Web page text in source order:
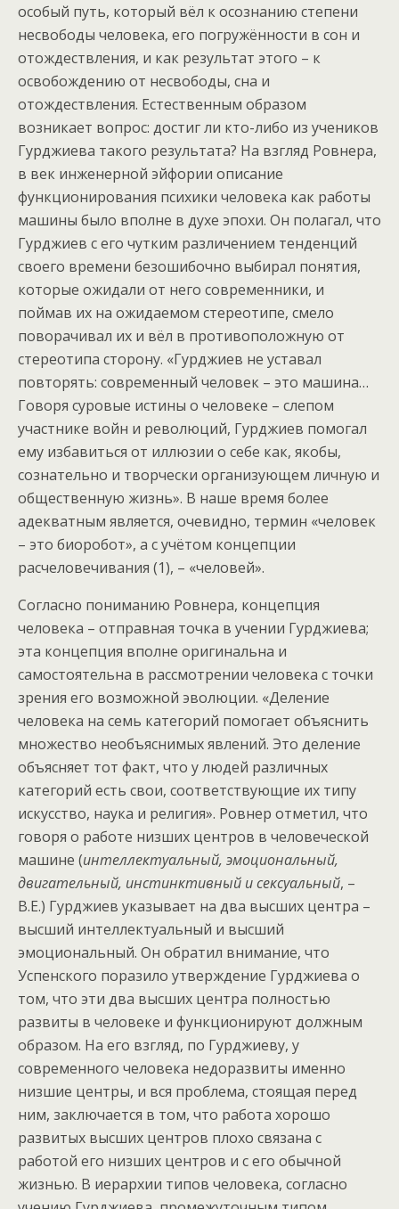
особый путь, который вёл к осознанию степени
несвободы человека, его погружённости в сон и
отождествления, и как результат этого – к
освобождению от несвободы, сна и
отождествления. Естественным образом
возникает вопрос: достиг ли кто-либо из учеников
Гурджиева такого результата? На взгляд Ровнера,
в век инженерной эйфории описание
функционирования психики человека как работы
машины было вполне в духе эпохи. Он полагал, что
Гурджиев с его чутким различением тенденций
своего времени безошибочно выбирал понятия,
которые ожидали от него современники, и
поймав их на ожидаемом стереотипе, смело
поворачивал их и вёл в противоположную от
стереотипа сторону. «Гурджиев не уставал
повторять: современный человек – это машина…
Говоря суровые истины о человеке – слепом
участнике войн и революций, Гурджиев помогал
ему избавиться от иллюзии о себе как, якобы,
сознательно и творчески организующем личную и
общественную жизнь». В наше время более
адекватным является, очевидно, термин «человек
– это биоробот», а с учётом концепции
расчеловечивания (1), – «человей».
Согласно пониманию Ровнера, концепция
человека – отправная точка в учении Гурджиева;
эта концепция вполне оригинальна и
самостоятельна в рассмотрении человека с точки
зрения его возможной эволюции. «Деление
человека на семь категорий помогает объяснить
множество необъяснимых явлений. Это деление
объясняет тот факт, что у людей различных
категорий есть свои, соответствующие их типу
искусство, наука и религия». Ровнер отметил, что
говоря о работе низших центров в человеческой
машине (интеллектуальный, эмоциональный,
двигательный, инстинктивный и сексуальный, –
В.Е.) Гурджиев указывает на два высших центра –
высший интеллектуальный и высший
эмоциональный. Он обратил внимание, что
Успенского поразило утверждение Гурджиева о
том, что эти два высших центра полностью
развиты в человеке и функционируют должным
образом. На его взгляд, по Гурджиеву, у
современного человека недоразвиты именно
низшие центры, и вся проблема, стоящая перед
ним, заключается в том, что работа хорошо
развитых высших центров плохо связана с
работой его низших центров и с его обычной
жизнью. В иерархии типов человека, согласно